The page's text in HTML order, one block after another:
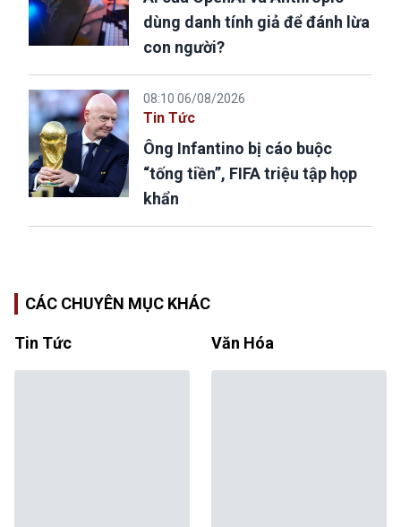
dùng danh tính giả để đánh lừa
con người?
08:10 06/08/2026
Tin Tức
Ông Infantino bị cáo buộc
“tống tiền”, FIFA triệu tập họp
khẩn
CÁC CHUYÊN MỤC KHÁC
Tin Tức Văn Hóa